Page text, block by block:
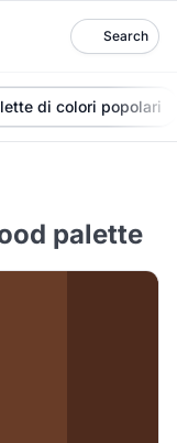
Search
di colori popolari
palette